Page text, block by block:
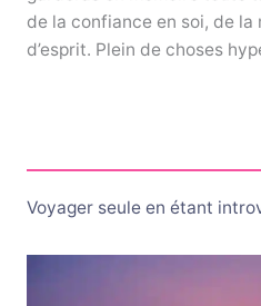
de la confiance en soi, de
d’esprit. Plein de choses
Voyager seule en étant